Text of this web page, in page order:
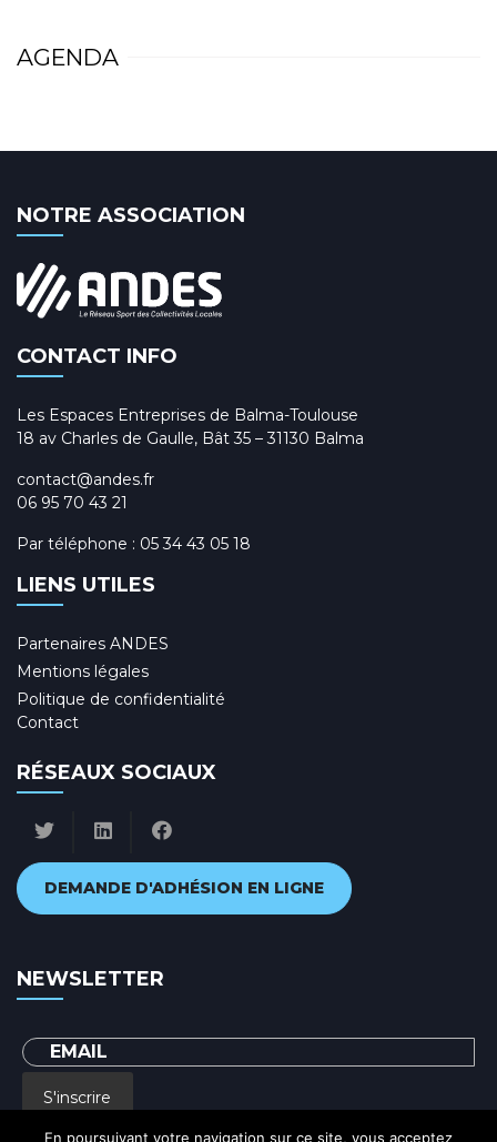
AGENDA
NOTRE ASSOCIATION
CONTACT INFO
Les Espaces Entreprises de Balma-Toulouse
18 av Charles de Gaulle, Bât 35 – 31130 Balma
contact@andes.fr
06 95 70 43 21
Par téléphone : 05 34 43 05 18
LIENS UTILES
Partenaires ANDES
Mentions légales
Politique de confidentialité
Contact
RÉSEAUX SOCIAUX
DEMANDE D'ADHÉSION EN LIGNE
NEWSLETTER
S'inscrire
En poursuivant votre navigation sur ce site, vous acceptez